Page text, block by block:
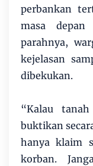
perbankan
masa depan
parahnya,
kejelasan
dibekukan.
“Kalau
buktikan
hanya klaim
korban.